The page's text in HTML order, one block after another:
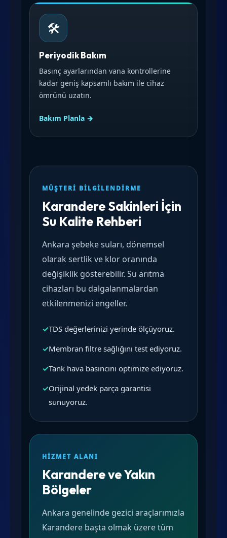
🛠️
Periyodik Bakım
Basınç ayarlarından vana kontrollerine
kadar geniş kapsamlı bakım ile cihaz
ömrünü uzatın.
Bakım Planla →
MÜŞTERI BILGILENDIRME
Karandere Sakinleri İçin
Su Kalite Rehberi
Ankara şebeke suları, dönemsel
olarak sertlik ve klor oranında
değişiklik gösterebilir. Su arıtma
cihazları bu dalgalanmalardan
etkilenmenizi engeller.
✓TDS değerlerinizi yerinde ölçüyoruz.
✓Membran filtre sağlığını test ediyoruz.
✓Tank hava basıncını optimize ediyoruz.
✓Orijinal yedek parça garantisi
sunuyoruz.
HIZMET ALANI
Karandere ve Yakın
Bölgeler
Ankara genelinde gezici araçlarımızla
Karandere başta olmak üzere tüm